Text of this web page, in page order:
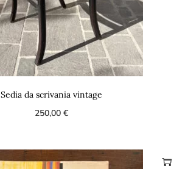
Sedia da scrivania vintage
250,00€